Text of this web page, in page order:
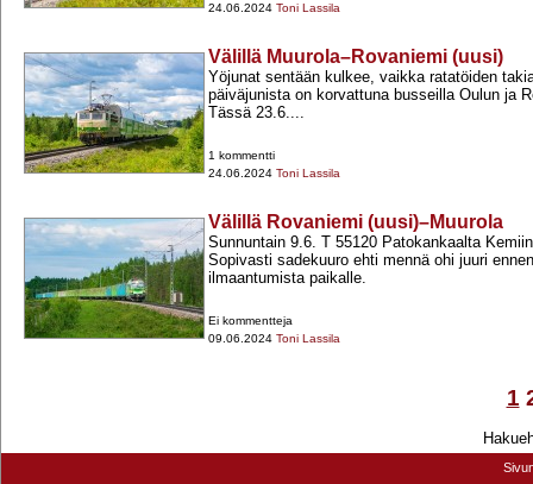
24.06.2024 Toni Lassila
Välillä Muurola–Rovaniemi (uusi)
Yöjunat sentään kulkee, vaikka ratatöiden
päiväjunista on korvattuna busseilla Oulun ja
Tässä 23.6....
1 kommentti
24.06.2024 Toni Lassila
Välillä Rovaniemi (uusi)–Muurola
Sunnuntain 9.6. T 55120 Patokankaalta
Sopivasti sadekuuro ehti mennä ohi juuri
ilmaantumista paikalle.
Ei kommentteja
09.06.2024 Toni Lassila
1